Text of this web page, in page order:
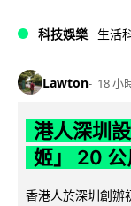
科技娛樂 生活
Lawton 18 小
港人深圳
姬」 20
香港人於深圳創辦